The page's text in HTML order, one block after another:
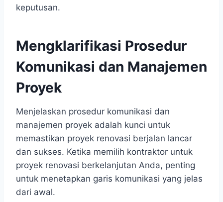
keputusan.
Mengklarifikasi Prosedur
Komunikasi dan Manajemen
Proyek
Menjelaskan prosedur komunikasi dan
manajemen proyek adalah kunci untuk
memastikan proyek renovasi berjalan lancar
dan sukses. Ketika memilih kontraktor untuk
proyek renovasi berkelanjutan Anda, penting
untuk menetapkan garis komunikasi yang jelas
dari awal.